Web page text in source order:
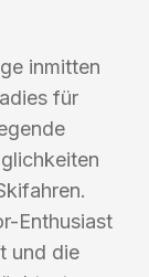
inmitten
für
Enthusiast
und die